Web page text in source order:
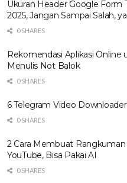
Ukuran Header Google Form
2025, Jangan Sampai Salah,
0 SHARES
Rekomendasi Aplikasi Online
Menulis Not Balok
0 SHARES
6 Telegram Video Downloader
0 SHARES
2 Cara Membuat Rangkuman
YouTube, Bisa Pakai AI
0 SHARES